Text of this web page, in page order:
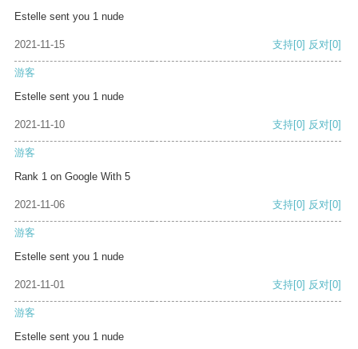
Estelle sent you 1 nude
2021-11-15 支持[0] 反对[0]
游客
Estelle sent you 1 nude
2021-11-10 支持[0] 反对[0]
游客
Rank 1 on Google With 5
2021-11-06 支持[0] 反对[0]
游客
Estelle sent you 1 nude
2021-11-01 支持[0] 反对[0]
游客
Estelle sent you 1 nude